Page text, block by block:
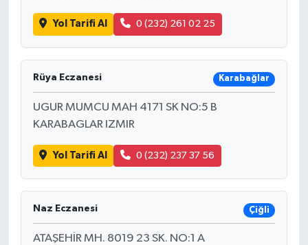
Yol Tarifi Al 0 (232) 261 02 25
Rüya Eczanesi Karabağlar
UGUR MUMCU MAH 4171 SK NO:5 B
KARABAGLAR IZMIR
Yol Tarifi Al 0 (232) 237 37 56
Naz Eczanesi Çiğli
ATAŞEHİR MH. 8019 23 SK. NO:1 A